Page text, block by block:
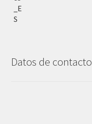
Datos de contacto